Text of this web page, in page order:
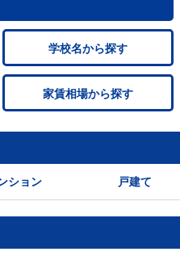
学校名から探す
家賃相場から探す
ション 戸建て